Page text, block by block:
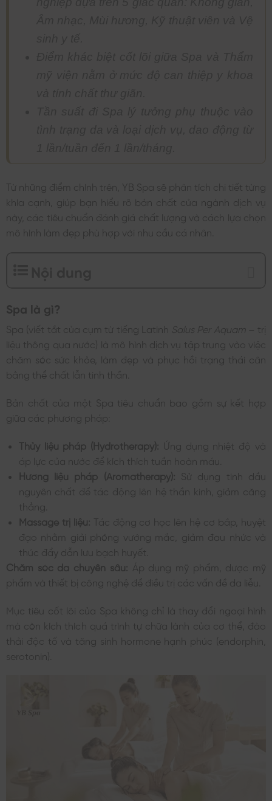
Từ những điểm chính trên, YB Spa sẽ phân tích chi tiết từng
khía cạnh, giúp bạn hiểu rõ bản chất của ngành dịch vụ
này, các tiêu chuẩn đánh giá chất lượng và cách lựa chọn
mô hình làm đẹp phù hợp với nhu cầu cá nhân.
Spa là gì?
Spa (viết tắt của cụm từ tiếng Latinh Salus Per Aquam – trị
liệu thông qua nước) là mô hình dịch vụ tập trung vào việc
chăm sóc sức khỏe, làm đẹp và phục hồi trạng thái cân
bằng thể chất lẫn tinh thần.
Bản chất của một Spa tiêu chuẩn bao gồm sự kết hợp
giữa các phương pháp:
Thủy liệu pháp (Hydrotherapy): Ứng dụng nhiệt độ và
áp lực của nước để kích thích tuần hoàn máu.
Hương liệu pháp (Aromatherapy): Sử dụng tinh dầu
nguyên chất để tác động lên hệ thần kinh, giảm căng
thẳng.
Massage trị liệu: Tác động cơ học lên hệ cơ bắp, huyệt
đạo nhằm giải phóng vướng mắc, giảm đau nhức và
thúc đẩy dẫn lưu bạch huyết.
Chăm sóc da chuyên sâu: Áp dụng mỹ phẩm, dược mỹ
phẩm và thiết bị công nghệ để điều trị các vấn đề da liễu.
Mục tiêu cốt lõi của Spa không chỉ là thay đổi ngoại hình
mà còn kích thích quá trình tự chữa lành của cơ thể, đào
thải độc tố và tăng sinh hormone hạnh phúc (endorphin,
serotonin).